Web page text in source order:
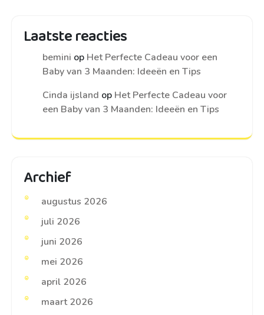
Laatste reacties
bemini op Het Perfecte Cadeau voor een
Baby van 3 Maanden: Ideeën en Tips
Cinda ijsland op Het Perfecte Cadeau voor
een Baby van 3 Maanden: Ideeën en Tips
Archief
augustus 2026
juli 2026
juni 2026
mei 2026
april 2026
maart 2026